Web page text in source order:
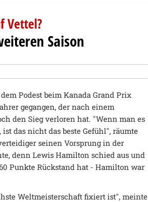
Vettel?
Saison
Podest beim Kanada Grand Prix
gegangen, der nach einem
den Sieg verloren hat. "Wenn man es
das nicht das beste Gefühl", räumte
seinen Vorsprung in der
denn Lewis Hamilton schied aus und
Punkte Rückstand hat - Hamilton war
Weltmeisterschaft fixiert ist", meinte